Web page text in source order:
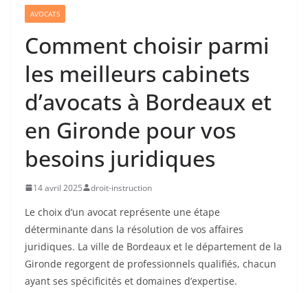
AVOCATS
Comment choisir parmi
les meilleurs cabinets
d’avocats à Bordeaux et
en Gironde pour vos
besoins juridiques
14 avril 2025 droit-instruction
Le choix d’un avocat représente une étape
déterminante dans la résolution de vos affaires
juridiques. La ville de Bordeaux et le département de la
Gironde regorgent de professionnels qualifiés, chacun
ayant ses spécificités et domaines d’expertise.